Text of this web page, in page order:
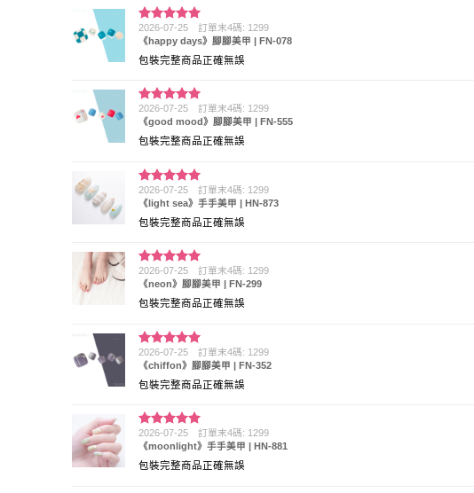
評分5滿
分 5
2026-07-25
訂單末4碼: 1299
《happy days》腳腳美甲 | FN-078
包裝完整商品正確無誤
評分5滿
分 5
2026-07-25
訂單末4碼: 1299
《good mood》腳腳美甲 | FN-555
包裝完整商品正確無誤
評分5滿
分 5
2026-07-25
訂單末4碼: 1299
《light sea》手手美甲 | HN-873
包裝完整商品正確無誤
評分5滿
分 5
2026-07-25
訂單末4碼: 1299
《neon》腳腳美甲 | FN-299
包裝完整商品正確無誤
評分5滿
分 5
2026-07-25
訂單末4碼: 1299
《chiffon》腳腳美甲 | FN-352
包裝完整商品正確無誤
評分5滿
分 5
2026-07-25
訂單末4碼: 1299
《moonlight》手手美甲 | HN-881
包裝完整商品正確無誤